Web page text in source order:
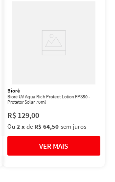
Bioré
Bioré UV Aqua Rich Protect Lotion FPS50 -
Protetor Solar 70ml
R$ 129,00
Ou 2 xde R$ 64,50 sem juros